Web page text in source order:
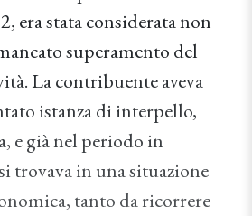
era stata considerata non
superamento del
La contribuente aveva
istanza di interpello,
e già nel periodo in
trovava in una situazione
tanto da ricorrere